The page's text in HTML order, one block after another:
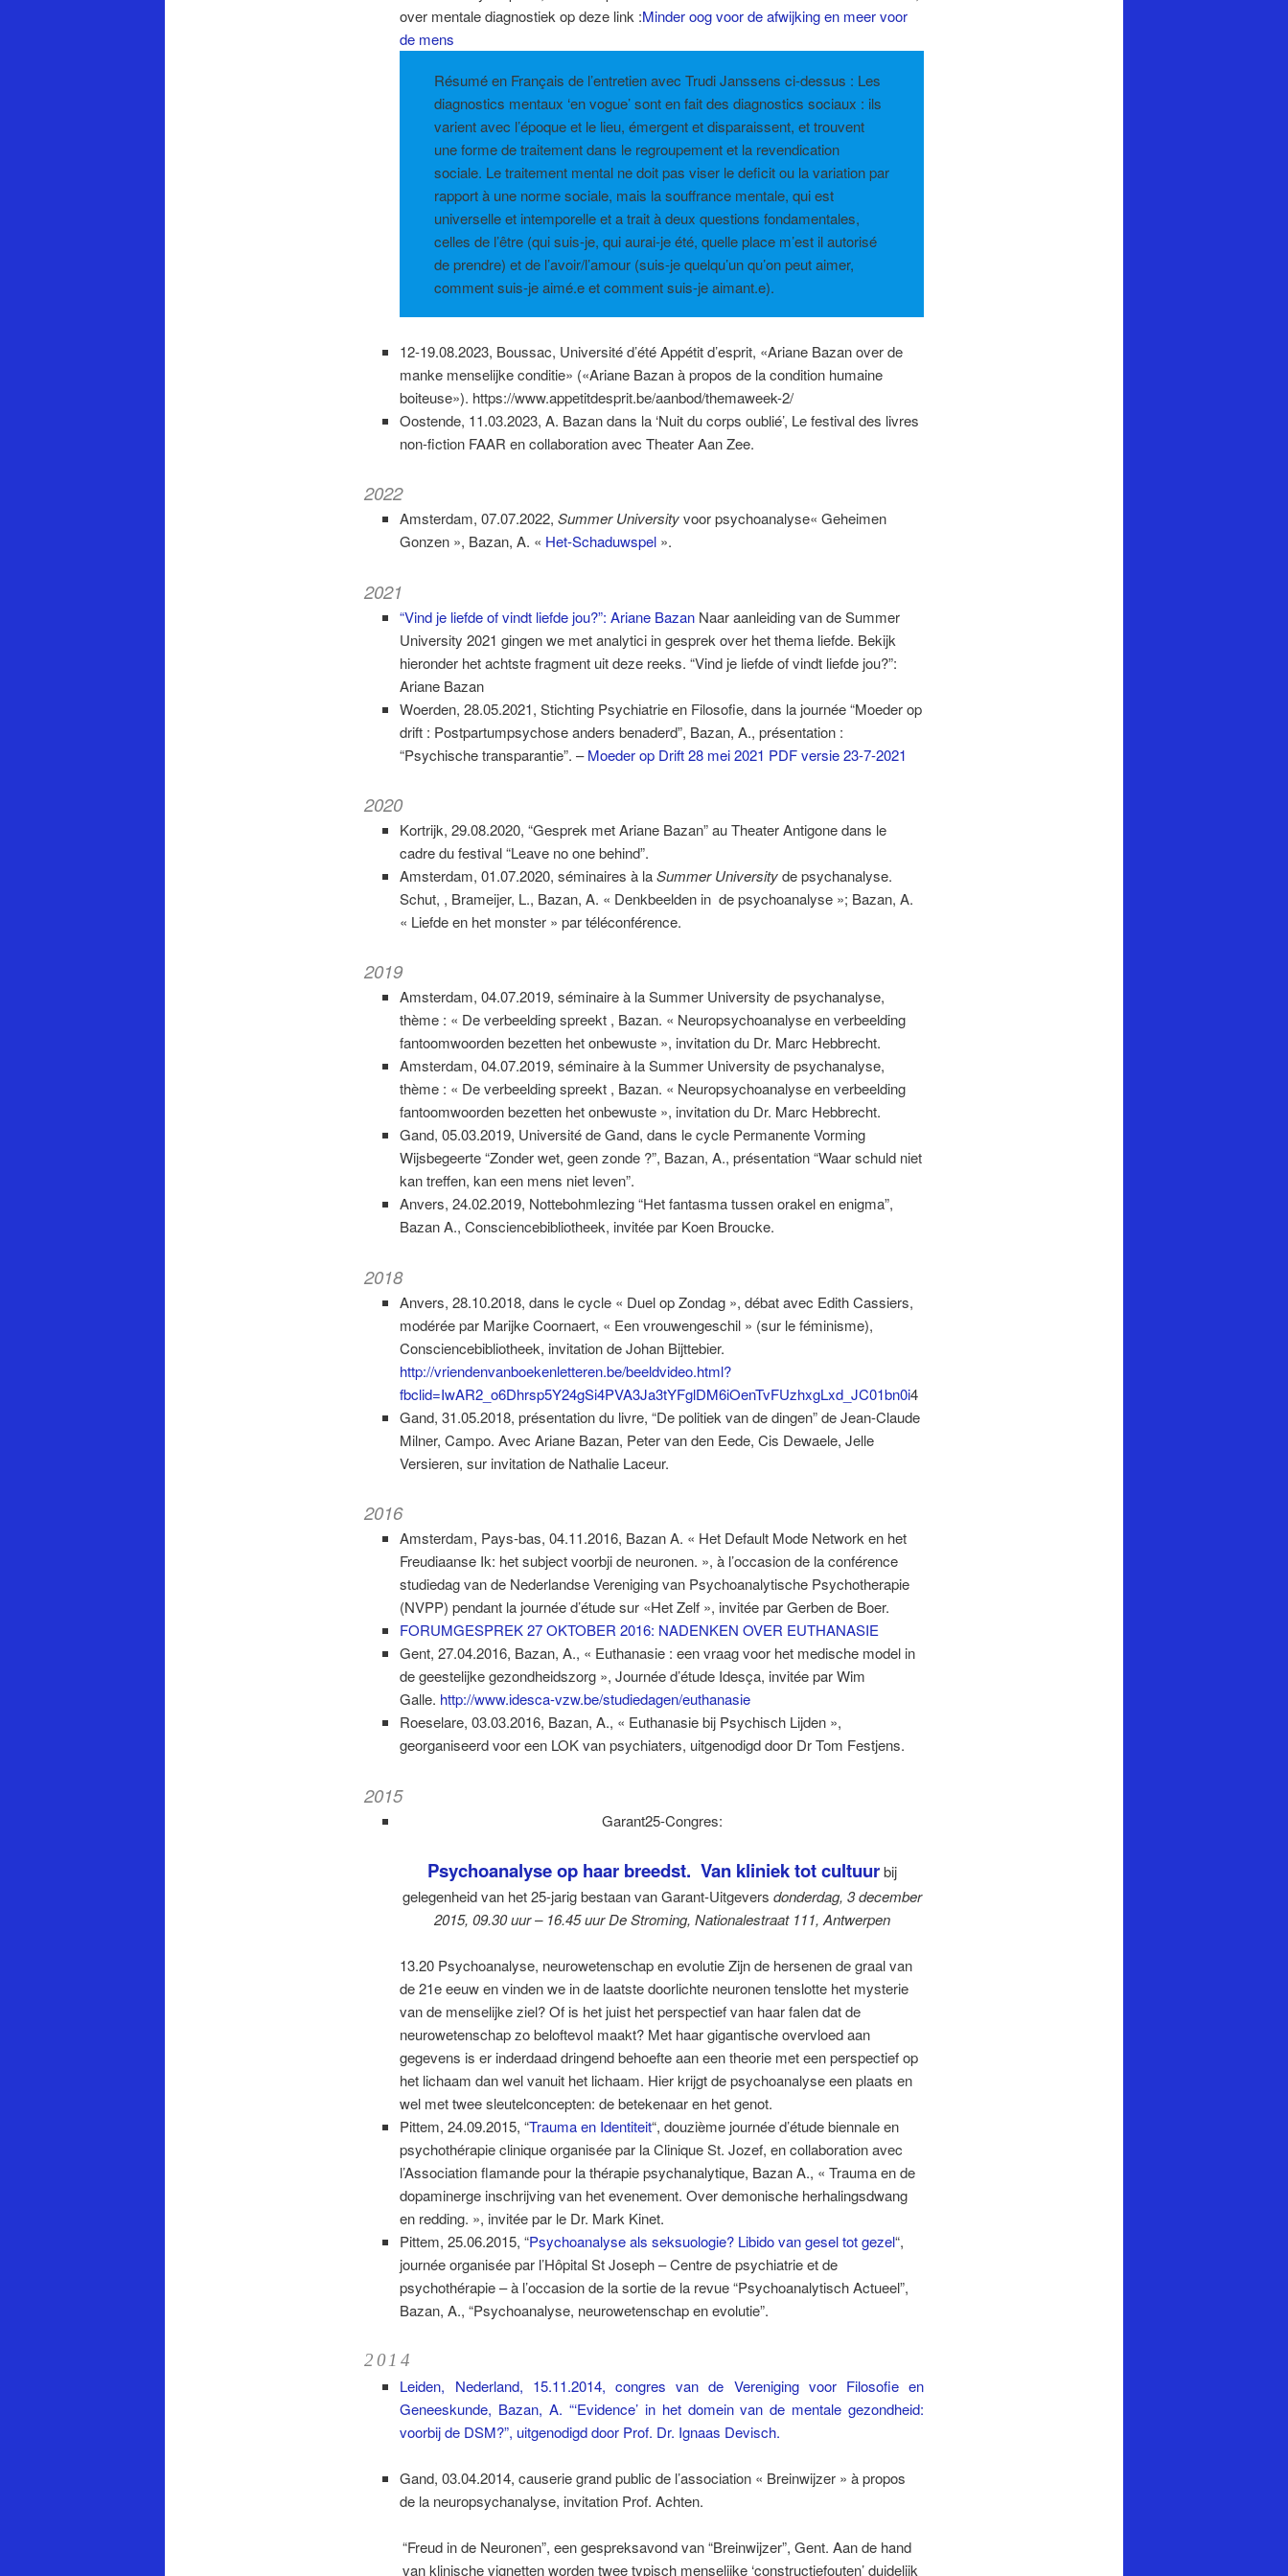
over mentale diagnostiek op deze link :Minder oog voor de afwijking en meer voor
de mens
Résumé en Français de l’entretien avec Trudi Janssens ci-dessus : Les
diagnostics mentaux ‘en vogue’ sont en fait des diagnostics sociaux : ils
varient avec l’époque et le lieu, émergent et disparaissent, et trouvent
une forme de traitement dans le regroupement et la revendication
sociale. Le traitement mental ne doit pas viser le deficit ou la variation par
rapport à une norme sociale, mais la souffrance mentale, qui est
universelle et intemporelle et a trait à deux questions fondamentales,
celles de l’être (qui suis-je, qui aurai-je été, quelle place m’est il autorisé
de prendre) et de l’avoir/l’amour (suis-je quelqu’un qu’on peut aimer,
comment suis-je aimé.e et comment suis-je aimant.e).
12-19.08.2023, Boussac, Université d’été Appétit d’esprit, «Ariane Bazan over de
manke menselijke conditie» («Ariane Bazan à propos de la condition humaine
boiteuse»). https://www.appetitdesprit.be/aanbod/themaweek-2/
Oostende, 11.03.2023, A. Bazan dans la ‘Nuit du corps oublié’, Le festival des livres
non-fiction FAAR en collaboration avec Theater Aan Zee.
2022
Amsterdam, 07.07.2022,Summer Universityvoor psychoanalyse« Geheimen
Gonzen », Bazan, A. « Het-Schaduwspel ».
2021
“Vind je liefde of vindt liefde jou?”: Ariane Bazan Naar aanleiding van de Summer
University 2021 gingen we met analytici in gesprek over het thema liefde. Bekijk
hieronder het achtste fragment uit deze reeks. “Vind je liefde of vindt liefde jou?”:
Ariane Bazan
Woerden, 28.05.2021, Stichting Psychiatrie en Filosofie, dans la journée “Moeder op
drift : Postpartumpsychose anders benaderd”, Bazan, A., présentation :
“Psychische transparantie”. –Moeder op Drift 28 mei 2021 PDF versie 23-7-2021
2020
Kortrijk, 29.08.2020, “Gesprek met Ariane Bazan” au Theater Antigone dans le
cadre du festival “Leave no one behind”.
Amsterdam, 01.07.2020, séminaires à laSummer Universityde psychanalyse.
Schut, , Brameijer, L., Bazan, A. « Denkbeelden in de psychoanalyse »; Bazan, A.
« Liefde en het monster » par téléconférence.
2019
Amsterdam, 04.07.2019, séminaire à la Summer University de psychanalyse,
thème : « De verbeelding spreekt , Bazan. « Neuropsychoanalyse en verbeelding
fantoomwoorden bezetten het onbewuste », invitation du Dr. Marc Hebbrecht.
Amsterdam, 04.07.2019, séminaire à la Summer University de psychanalyse,
thème : « De verbeelding spreekt , Bazan. « Neuropsychoanalyse en verbeelding
fantoomwoorden bezetten het onbewuste », invitation du Dr. Marc Hebbrecht.
Gand, 05.03.2019, Université de Gand, dans le cycle Permanente Vorming
Wijsbegeerte “Zonder wet, geen zonde ?”, Bazan, A., présentation “Waar schuld niet
kan treffen, kan een mens niet leven”.
Anvers, 24.02.2019, Nottebohmlezing “Het fantasma tussen orakel en enigma”,
Bazan A., Consciencebibliotheek, invitée par Koen Broucke.
2018
Anvers, 28.10.2018, dans le cycle « Duel op Zondag », débat avec Edith Cassiers,
modérée par Marijke Coornaert, « Een vrouwengeschil » (sur le féminisme),
Consciencebibliotheek, invitation de Johan Bijttebier.
http://vriendenvanboekenletteren.be/beeldvideo.html?
fbclid=IwAR2_o6Dhrsp5Y24gSi4PVA3Ja3tYFglDM6iOenTvFUzhxgLxd_JC01bn0i4
Gand, 31.05.2018, présentation du livre, “De politiek van de dingen” de Jean-Claude
Milner, Campo. Avec Ariane Bazan, Peter van den Eede, Cis Dewaele, Jelle
Versieren, sur invitation de Nathalie Laceur.
2016
Amsterdam, Pays-bas, 04.11.2016, Bazan A. « Het Default Mode Network en het
Freudiaanse Ik: het subject voorbji de neuronen. », à l’occasion de la conférence
studiedag van de Nederlandse Vereniging van Psychoanalytische Psychotherapie
(NVPP) pendant la journée d’étude sur «Het Zelf », invitée par Gerben de Boer.
FORUMGESPREK 27 OKTOBER 2016: NADENKEN OVER EUTHANASIE
Gent, 27.04.2016, Bazan, A., « Euthanasie : een vraag voor het medische model in
de geestelijke gezondheidszorg », Journée d’étude Idesça, invitée par Wim
Galle. http://www.idesca-vzw.be/studiedagen/euthanasie
Roeselare, 03.03.2016, Bazan, A., « Euthanasie bij Psychisch Lijden »,
georganiseerd voor een LOK van psychiaters, uitgenodigd door Dr Tom Festjens.
2015
Garant25-Congres:
Psychoanalyse op haar breedst. Van kliniek tot cultuurbij
gelegenheid van het 25-jarig bestaan van Garant-Uitgevers donderdag, 3 december
2015, 09.30 uur – 16.45 uur De Stroming, Nationalestraat 111, Antwerpen
13.20 Psychoanalyse, neurowetenschap en evolutie Zijn de hersenen de graal van
de 21e eeuw en vinden we in de laatste doorlichte neuronen tenslotte het mysterie
van de menselijke ziel? Of is het juist het perspectief van haar falen dat de
neurowetenschap zo beloftevol maakt? Met haar gigantische overvloed aan
gegevens is er inderdaad dringend behoefte aan een theorie met een perspectief op
het lichaam dan wel vanuit het lichaam. Hier krijgt de psychoanalyse een plaats en
wel met twee sleutelconcepten: de betekenaar en het genot.
Pittem, 24.09.2015, “Trauma en Identiteit“, douzième journée d’étude biennale en
psychothérapie clinique organisée par la Clinique St. Jozef, en collaboration avec
l’Association flamande pour la thérapie psychanalytique, Bazan A., « Trauma en de
dopaminerge inschrijving van het evenement. Over demonische herhalingsdwang
en redding. », invitée par le Dr. Mark Kinet.
Pittem, 25.06.2015, “Psychoanalyse als seksuologie? Libido van gesel tot gezel“,
journée organisée par l’Hôpital St Joseph – Centre de psychiatrie et de
psychothérapie – à l’occasion de la sortie de la revue “Psychoanalytisch Actueel”,
Bazan, A., “Psychoanalyse, neurowetenschap en evolutie”.
2014
Leiden, Nederland, 15.11.2014, congres van de Vereniging voor Filosofie en
Geneeskunde, Bazan, A. “‘Evidence’ in het domein van de mentale gezondheid:
voorbij de DSM?”, uitgenodigd door Prof. Dr. Ignaas Devisch.
Gand, 03.04.2014, causerie grand public de l’association « Breinwijzer » à propos
de la neuropsychanalyse, invitation Prof. Achten.
“Freud in de Neuronen”, een gespreksavond van “Breinwijzer”, Gent. Aan de hand
van klinische vignetten worden twee typisch menselijke ‘constructiefouten’ duidelijk